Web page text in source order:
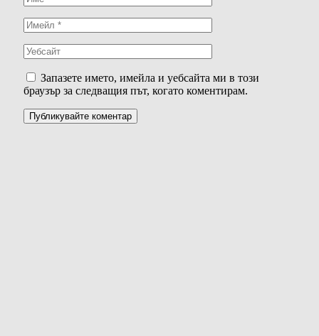
Запазете името, имейла и уебсайта ми в този
браузър за следващия път, когато коментирам.